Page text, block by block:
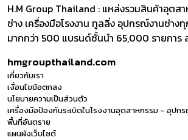
H.M Group Thailand : แหล่งรวมสินค้าอุตส
ช่าง เครื่องมือโรงงาน ทูลลิ่ง อุปกรณ์งานช่าง
มากกว่า 500 แบรนด์ชั้นนำ 65,000 รายการ
hmgroupthailand.com
เกี่ยวกับเรา
เงื่อนไขข้อตกลง
นโยบายความเป็นส่วนตัว
เครื่องมือป้องกันระเบิดในโรงงานอุตสาหกรรม – อุปก
พื้นที่อันตราย
แผนผังเว็บไซต์